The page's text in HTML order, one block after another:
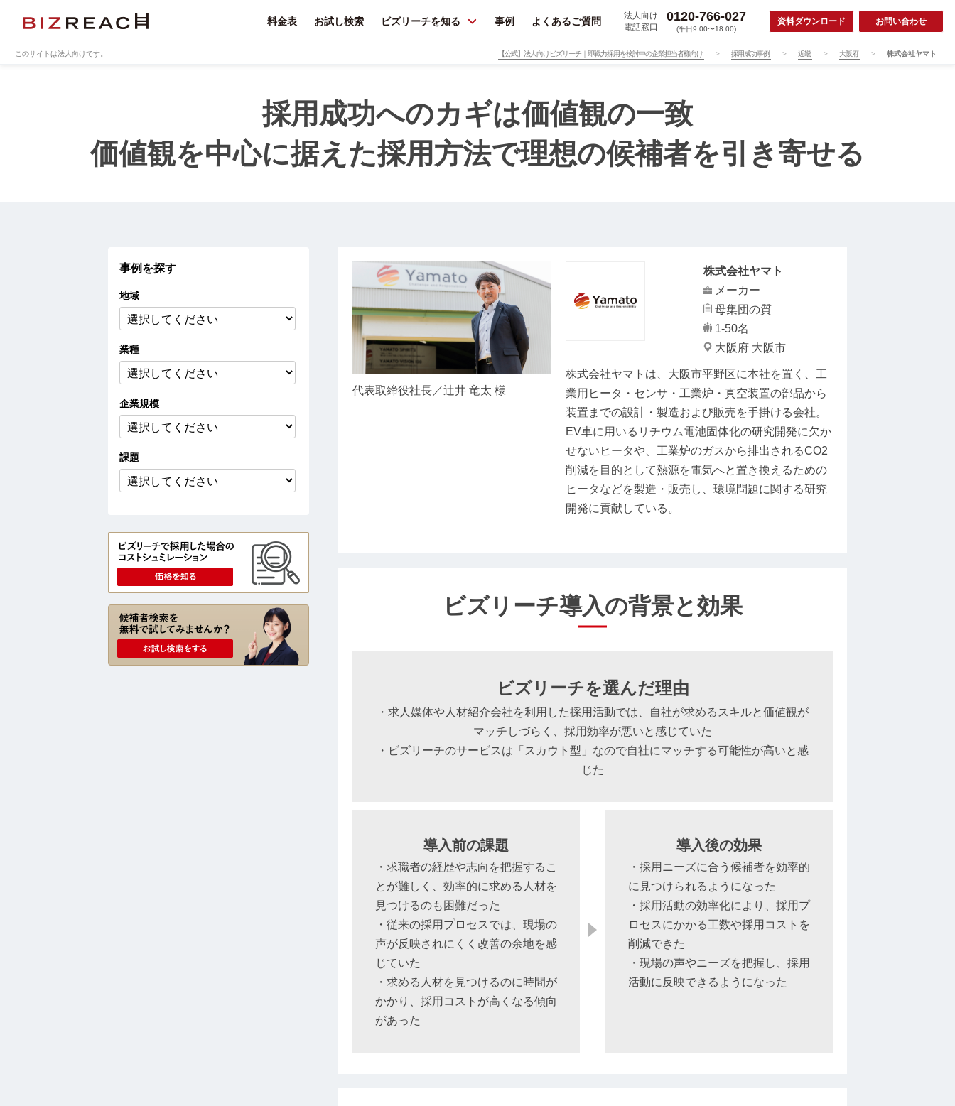
料金表 お試し検索 ビズリーチを知る 事例 よくあるご質問
法人向け
電話窓口
0120-766-027
(平日9:00〜18:00)
資料ダウンロード お問い合わせ
このサイトは法人向けです。 【公式】法人向けビズリーチ｜即戦力採用を検討中の企業担当者様向け 採用成功事例 近畿 大阪府 株式会社ヤマト
採用成功へのカギは価値観の一致
価値観を中心に据えた採用方法で理想の候補者を引き寄せる
代表取締役社長／辻井 竜太 様
株式会社ヤマト
メーカー
母集団の質
1-50名
大阪府 大阪市
株式会社ヤマトは、大阪市平野区に本社を置く、工
業用ヒータ・センサ・工業炉・真空装置の部品から
装置までの設計・製造および販売を手掛ける会社。
EV車に用いるリチウム電池固体化の研究開発に欠か
せないヒータや、工業炉のガスから排出されるCO2
削減を目的として熱源を電気へと置き換えるための
ヒータなどを製造・販売し、環境問題に関する研究
開発に貢献している。
ビズリーチ導入の背景と効果
ビズリーチを選んだ理由
・求人媒体や人材紹介会社を利用した採用活動では、自社が求めるスキルと価値観が
マッチしづらく、採用効率が悪いと感じていた
・ビズリーチのサービスは「スカウト型」なので自社にマッチする可能性が高いと感
じた
導入前の課題
・求職者の経歴や志向を把握するこ
とが難しく、効率的に求める人材を
見つけるのも困難だった
・従来の採用プロセスでは、現場の
声が反映されにくく改善の余地を感
じていた
・求める人材を見つけるのに時間が
かかり、採用コストが高くなる傾向
があった
導入後の効果
・採用ニーズに合う候補者を効率的
に見つけられるようになった
・採用活動の効率化により、採用プ
ロセスにかかる工数や採用コストを
削減できた
・現場の声やニーズを把握し、採用
活動に反映できるようになった
事例を探す
地域
業種
企業規模
課題